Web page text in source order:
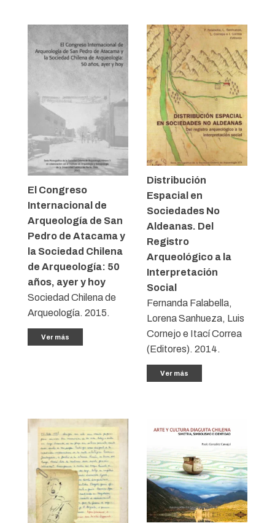
El Congreso
Internacional de
Arqueología de San
Pedro de Atacama y
la Sociedad Chilena
de Arqueología: 50
años, ayer y hoy
Sociedad Chilena de
Arqueología. 2015.
Ver más
Distribución
Espacial en
Sociedades No
Aldeanas. Del
Registro
Arqueológico a la
Interpretación
Social
Fernanda Falabella,
Lorena Sanhueza, Luis
Cornejo e Itací Correa
(Editores). 2014.
Ver más